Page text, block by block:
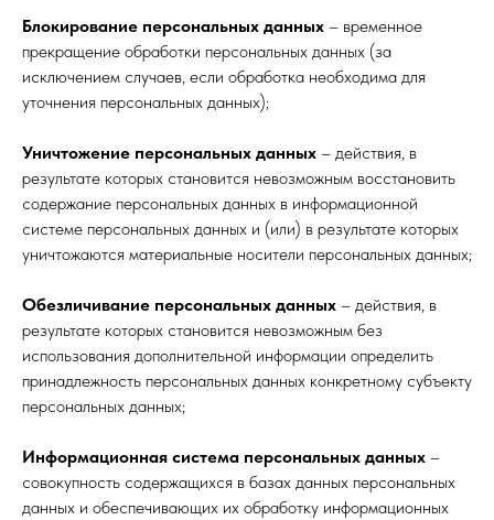
Блокирование персональных данных – временное
прекращение обработки персональных данных (за
исключением случаев, если обработка необходима для
уточнения персональных данных);
Уничтожение персональных данных – действия, в
результате которых становится невозможным восстановить
содержание персональных данных в информационной
системе персональных данных и (или) в результате которых
уничтожаются материальные носители персональных данных;
Обезличивание персональных данных – действия, в
результате которых становится невозможным без
использования дополнительной информации определить
принадлежность персональных данных конкретному субъекту
персональных данных;
Информационная система персональных данных –
совокупность содержащихся в базах данных персональных
данных и обеспечивающих их обработку информационных